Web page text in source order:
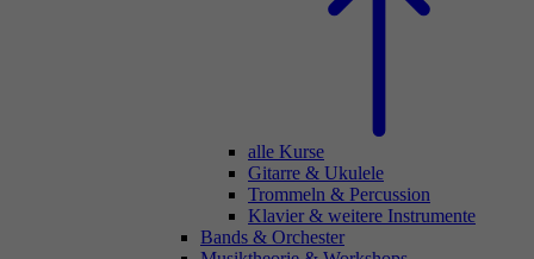
alle Kurse
Gitarre & Ukulele
Trommeln & Percussion
Klavier & weitere Instrumente
Bands & Orchester